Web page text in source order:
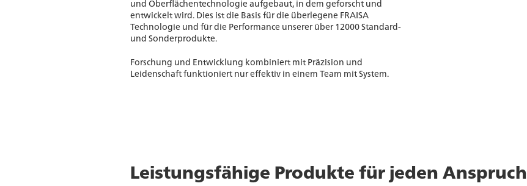
und Oberflächentechnologie aufgebaut, in dem geforscht und
entwickelt wird. Dies ist die Basis für die überlegene FRAISA
Technologie und für die Performance unserer über 12000 Standard-
und Sonderprodukte.
Forschung und Entwicklung kombiniert mit Präzision und
Leidenschaft funktioniert nur effektiv in einem Team mit System.
Leistungsfähige Produkte für jeden Anspruch